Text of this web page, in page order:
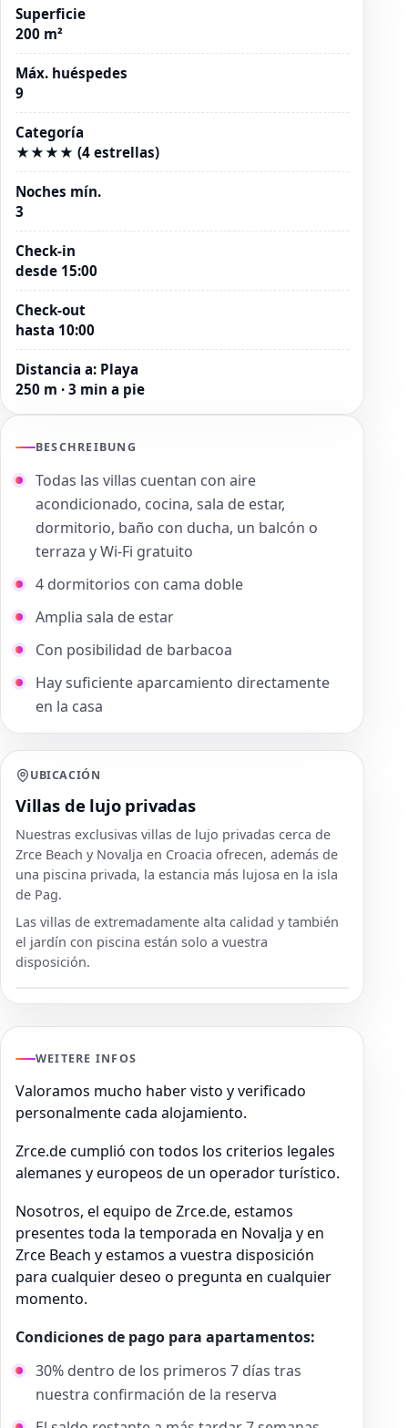
Superficie
200 m²
Máx. huéspedes
9
Categoría
★★★★ (4 estrellas)
Noches mín.
3
Check-in
desde 15:00
Check-out
hasta 10:00
Distancia a: Playa
250 m · 3 min a pie
BESCHREIBUNG
Todas las villas cuentan con aire
acondicionado, cocina, sala de estar,
dormitorio, baño con ducha, un balcón o
terraza y Wi-Fi gratuito
4 dormitorios con cama doble
Amplia sala de estar
Con posibilidad de barbacoa
Hay suficiente aparcamiento directamente
en la casa
UBICACIÓN
Villas de lujo privadas
Nuestras exclusivas villas de lujo privadas cerca de
Zrce Beach y Novalja en Croacia ofrecen, además de
una piscina privada, la estancia más lujosa en la isla
de Pag.
Las villas de extremadamente alta calidad y también
el jardín con piscina están solo a vuestra
disposición.
WEITERE INFOS
Valoramos mucho haber visto y verificado
personalmente cada alojamiento.
Zrce.de cumplió con todos los criterios legales
alemanes y europeos de un operador turístico.
Nosotros, el equipo de Zrce.de, estamos
presentes toda la temporada en Novalja y en
Zrce Beach y estamos a vuestra disposición
para cualquier deseo o pregunta en cualquier
momento.
Condiciones de pago para apartamentos:
30% dentro de los primeros 7 días tras
nuestra confirmación de la reserva